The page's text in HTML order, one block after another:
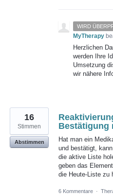
WIRD
MyTherapy
Herzlichen
werden Ihre
Umsetzung
wir nähere
Bestätigung
Hat man ein
und bestätigt,
die aktive Liste
geben das
die Heute-Liste zu
16
Stimmen
Abstimmen
6 Kommentare ·